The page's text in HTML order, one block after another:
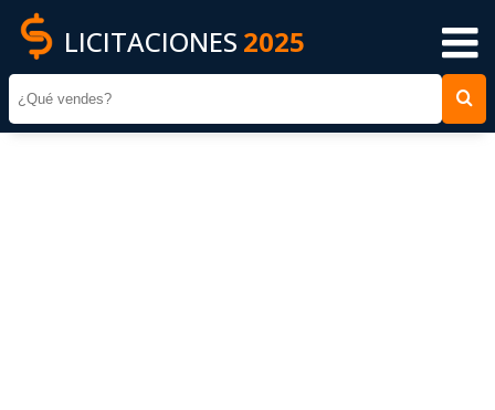
LICITACIONES 2025